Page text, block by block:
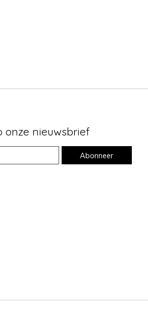
onze nieuwsbrief
Abonneer